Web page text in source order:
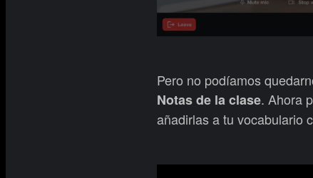
Pero no podíamos
Notas de la clase. Ahora
añadirlas a tu vocabulario